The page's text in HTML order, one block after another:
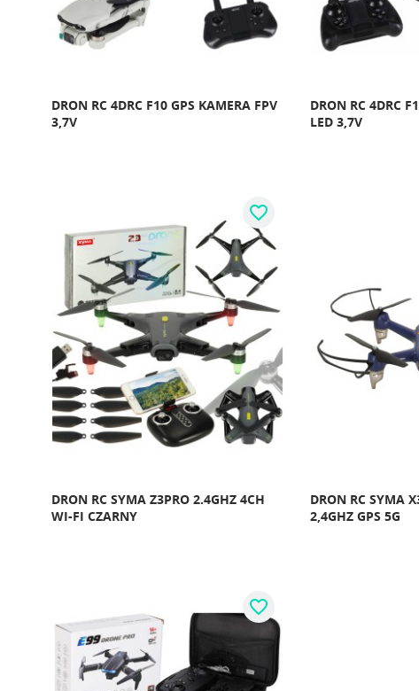
DRON RC 4DRC F10 GPS KAMERA FPV
3,7V
DRON RC 4DRC
LED 3,7V
DRON RC SYMA Z3PRO 2.4GHZ 4CH
WI-FI CZARNY
favorite_border
DRON RC SYMA
2,4GHZ GPS 5G
favorite_border